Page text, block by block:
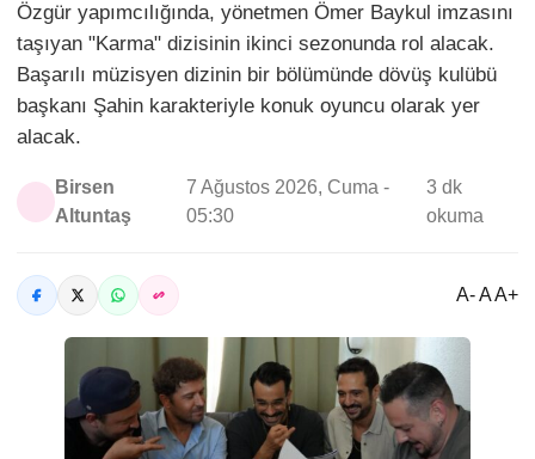
Özgür yapımcılığında, yönetmen Ömer Baykul imzasını
taşıyan "Karma" dizisinin ikinci sezonunda rol alacak.
Başarılı müzisyen dizinin bir bölümünde dövüş kulübü
başkanı Şahin karakteriyle konuk oyuncu olarak yer
alacak.
Birsen
Altuntaş
7 Ağustos 2026, Cuma -
05:30
3 dk
okuma
A- A A+